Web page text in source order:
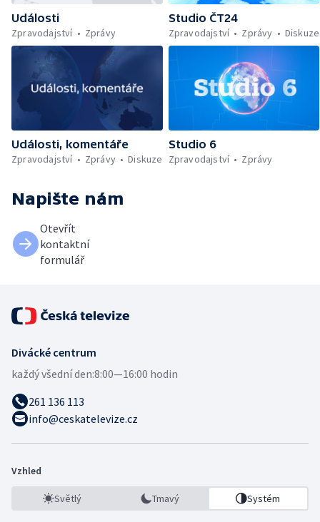
Události
Zpravodajství
Zprávy
Studio ČT24
Zpravodajství
Zprávy Diskuze
Události, komentáře
Zpravodajství
Zprávy Diskuze
Studio 6
Zpravodajství
Zprávy
Napište nám
Otevřít
kontaktní
formulář
Divácké centrum
každý všední den:8:00—16:00 hodin
261 136 113
info@ceskatelevize.cz
Vzhled
Světlý Tmavý Systém